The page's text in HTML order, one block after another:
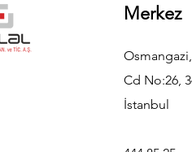
Merkez
Cd No:26,
İstanbul